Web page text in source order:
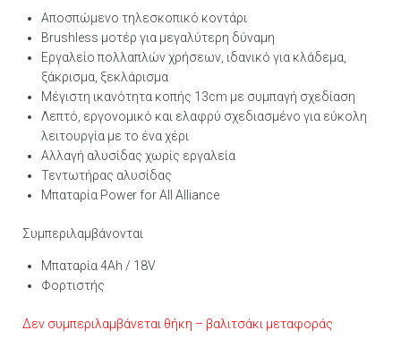
Αποσπώμενο τηλεσκοπικό κοντάρι
Brushless μοτέρ για μεγαλύτερη δύναμη
Εργαλείο πολλαπλών χρήσεων, ιδανικό για κλάδεμα,
ξάκρισμα, ξεκλάρισμα
Μέγιστη ικανότητα κοπής 13cm με συμπαγή σχεδίαση
Λεπτό, εργονομικό και ελαφρύ σχεδιασμένο για εύκολη
λειτουργία με το ένα χέρι
Αλλαγή αλυσίδας χωρίς εργαλεία
Τεντωτήρας αλυσίδας
Μπαταρία Power for All Alliance
Συμπεριλαμβάνονται
Μπαταρία 4Αh / 18V
Φορτιστής
Δεν συμπεριλαμβάνεται θήκη – βαλιτσάκι μεταφοράς